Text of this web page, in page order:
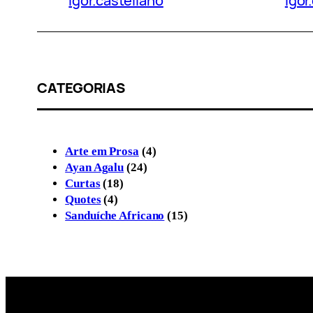
CATEGORIAS
Arte em Prosa (4)
Ayan Agalu (24)
Curtas(18)
Quotes(4)
Sanduíche Africano (15)